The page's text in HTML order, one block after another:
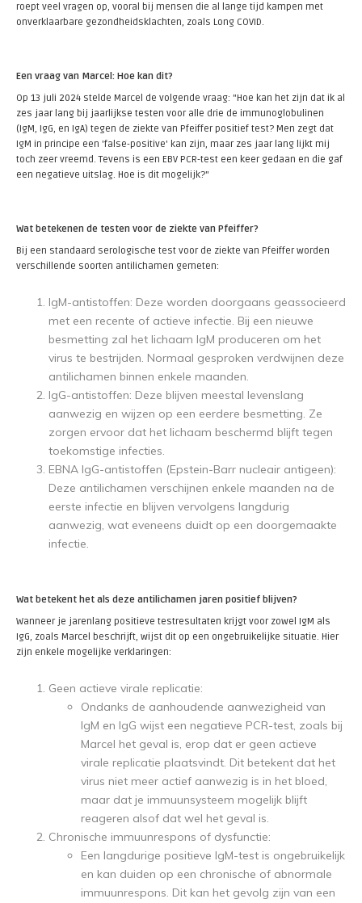
roept veel vragen op, vooral bij mensen die al lange tijd kampen met
onverklaarbare gezondheidsklachten, zoals Long COVID.
Een vraag van Marcel: Hoe kan dit?
Op 13 juli 2024 stelde Marcel de volgende vraag: "Hoe kan het zijn dat ik al
zes jaar lang bij jaarlijkse testen voor alle drie de immunoglobulinen
(IgM, IgG, en IgA) tegen de ziekte van Pfeiffer positief test? Men zegt dat
IgM in principe een 'false-positive' kan zijn, maar zes jaar lang lijkt mij
toch zeer vreemd. Tevens is een EBV PCR-test een keer gedaan en die gaf
een negatieve uitslag. Hoe is dit mogelijk?"
Wat betekenen de testen voor de ziekte van Pfeiffer?
Bij een standaard serologische test voor de ziekte van Pfeiffer worden
verschillende soorten antilichamen gemeten:
IgM-antistoffen: Deze worden doorgaans geassocieerd
met een recente of actieve infectie. Bij een nieuwe
besmetting zal het lichaam IgM produceren om het
virus te bestrijden. Normaal gesproken verdwijnen deze
antilichamen binnen enkele maanden.
IgG-antistoffen: Deze blijven meestal levenslang
aanwezig en wijzen op een eerdere besmetting. Ze
zorgen ervoor dat het lichaam beschermd blijft tegen
toekomstige infecties.
EBNA IgG-antistoffen (Epstein-Barr nucleair antigeen):
Deze antilichamen verschijnen enkele maanden na de
eerste infectie en blijven vervolgens langdurig
aanwezig, wat eveneens duidt op een doorgemaakte
infectie.
Wat betekent het als deze antilichamen jaren positief blijven?
Wanneer je jarenlang positieve testresultaten krijgt voor zowel IgM als
IgG, zoals Marcel beschrijft, wijst dit op een ongebruikelijke situatie. Hier
zijn enkele mogelijke verklaringen:
Geen actieve virale replicatie:
Ondanks de aanhoudende aanwezigheid van
IgM en IgG wijst een negatieve PCR-test, zoals bij
Marcel het geval is, erop dat er geen actieve
virale replicatie plaatsvindt. Dit betekent dat het
virus niet meer actief aanwezig is in het bloed,
maar dat je immuunsysteem mogelijk blijft
reageren alsof dat wel het geval is.
Chronische immuunrespons of dysfunctie:
Een langdurige positieve IgM-test is ongebruikelijk
en kan duiden op een chronische of abnormale
immuunrespons. Dit kan het gevolg zijn van een